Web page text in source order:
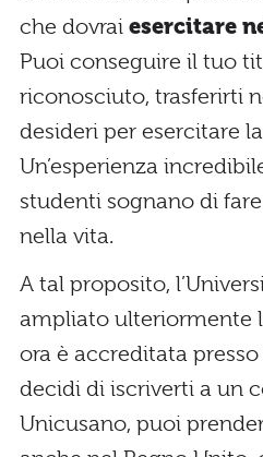
che dovrai esercitare
Puoi conseguire il tuo
riconosciuto, trasferirti
desideri per esercitare
Un’esperienza
studenti sognano di
nella vita.
A tal proposito,
ampliato ulteriormente
ora è accreditata presso
decidi di iscriverti a un
Unicusano, puoi